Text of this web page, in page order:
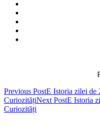
Post
navigation
Previous PostE Istoria zilei de
CuriozitățiNext PostE Istoria
Curiozități